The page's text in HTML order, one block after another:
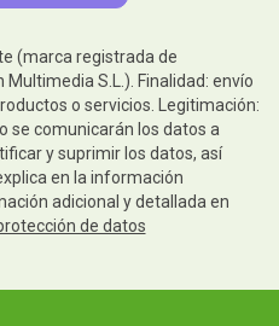
(marca registrada de
S.L.). Finalidad: envío
o servicios. Legitimación:
se comunicarán los datos a
y suprimir los datos, así
en la información
adicional y detallada en
de datos